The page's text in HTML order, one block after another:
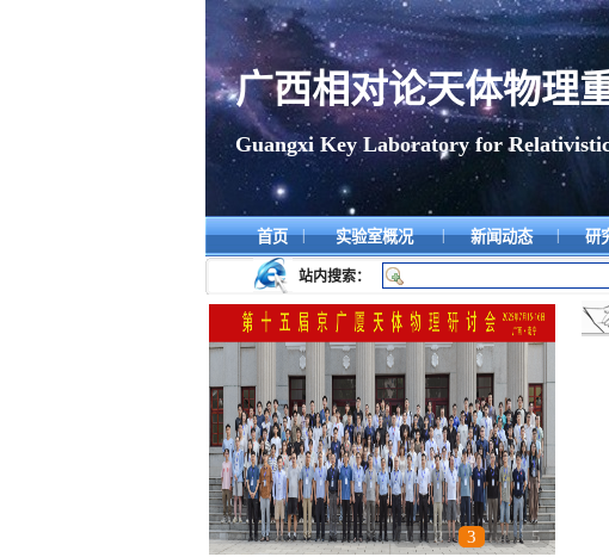
广西相对论天体物理
Guangxi Key Laboratory for
首页 | 实验室概况 | 新闻动态 | 研
站内搜索：
1 2 3 4 5